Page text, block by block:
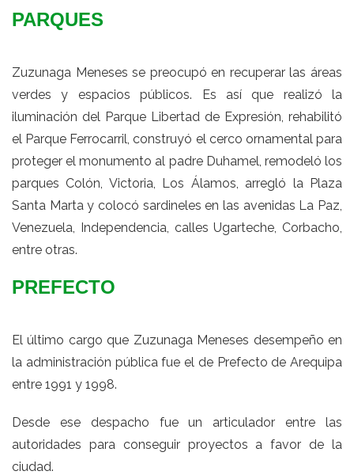
PARQUES
Zuzunaga Meneses se preocupó en recuperar las áreas
verdes y espacios públicos. Es así que realizó la
iluminación del Parque Libertad de Expresión, rehabilitó
el Parque Ferrocarril, construyó el cerco ornamental para
proteger el monumento al padre Duhamel, remodeló los
parques Colón, Victoria, Los Álamos, arregló la Plaza
Santa Marta y colocó sardineles en las avenidas La Paz,
Venezuela, Independencia, calles Ugarteche, Corbacho,
entre otras.
PREFECTO
El último cargo que Zuzunaga Meneses desempeño en
la administración pública fue el de Prefecto de Arequipa
entre 1991 y 1998.
Desde ese despacho fue un articulador entre las
autoridades para conseguir proyectos a favor de la
ciudad.